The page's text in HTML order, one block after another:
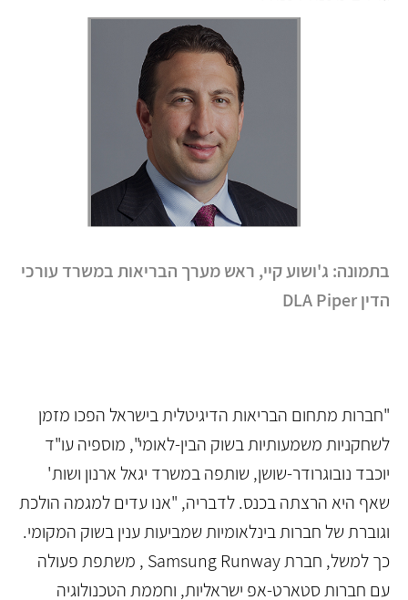
בתמונה: ג'ושוע קיי, ראש מערך הבריאות במשרד עורכי
הדין DLA Piper
"חברות מתחום הבריאות הדיגיטלית בישראל הפכו מזמן
לשחקניות משמעותיות בשוק הבין-לאומי", מוספיה עו"ד
יוכבד נובוגרודר-שושן, שותפה במשרד יגאל ארנון ושות'
שאף היא הרצתה בכנס. לדבריה, "אנו עדים למגמה הולכת
וגוברת של חברות בינלאומיות שמביעות ענין בשוק המקומי.
כך למשל, חברת Samsung Runway , משתפת פעולה
עם חברות סטארט-אפ ישראליות, וחממת הטכנולוגיה